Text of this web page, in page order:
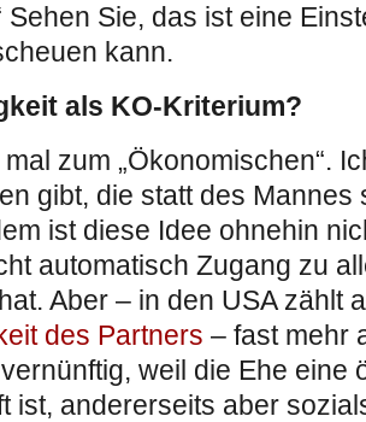
Sehen Sie, das ist eine
kann.
als KO-Kriterium?
zum „Ökonomischen“.
gibt, die statt des Mannes
ist diese Idee ohnehin
automatisch Zugang zu
Aber – in den USA zählt
des Partners – fast mehr
weil die Ehe eine
ist, andererseits aber